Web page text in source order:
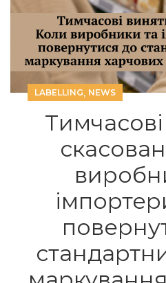
LABELLING, NEWS